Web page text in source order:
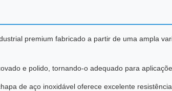
premium fabricado a partir de uma ampla
e polido, tornando-o adequado para
de aço inoxidável oferece excelente